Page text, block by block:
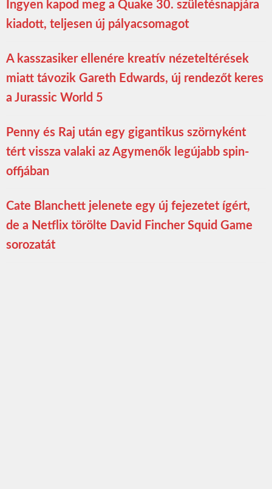
Ingyen kapod meg a Quake 30. születésnapjára
kiadott, teljesen új pályacsomagot
A kasszasiker ellenére kreatív nézeteltérések
miatt távozik Gareth Edwards, új rendezőt keres
a Jurassic World 5
Penny és Raj után egy gigantikus szörnyként
tért vissza valaki az Agymenők legújabb spin-
offjában
Cate Blanchett jelenete egy új fejezetet ígért,
de a Netflix törölte David Fincher Squid Game
sorozatát